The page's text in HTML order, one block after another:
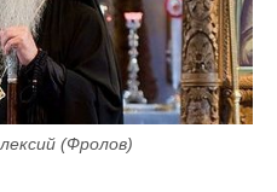
(Фролов)